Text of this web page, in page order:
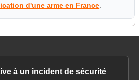
d'une arme en France.
à un incident de sécurité